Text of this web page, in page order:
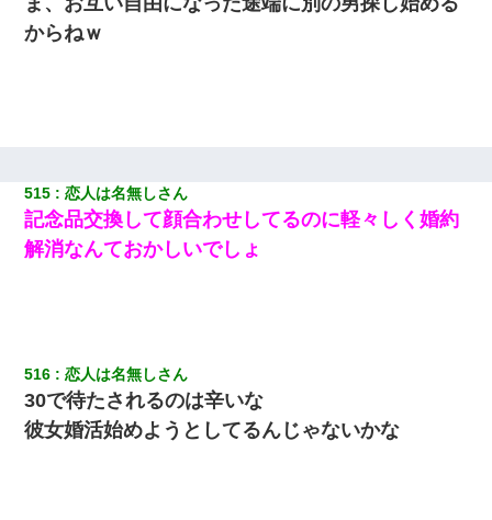
からねｗ
515 恋人は名無しさん
記念品交換して顔合わせしてるのに軽々しく婚約
解消なんておかしいでしょ
516 恋人は名無しさん
30で待たされるのは辛いな
彼女婚活始めようとしてるんじゃないかな